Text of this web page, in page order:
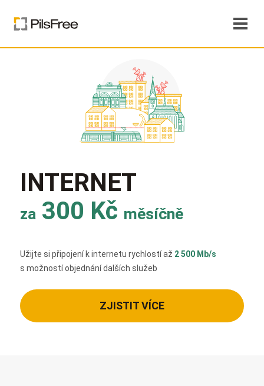
INTERNET
za300 Kč měsíčně
Užijte si připojení k internetu rychlostí až 2 500 Mb/s
s možností objednání dalších služeb
ZJISTIT VÍCE